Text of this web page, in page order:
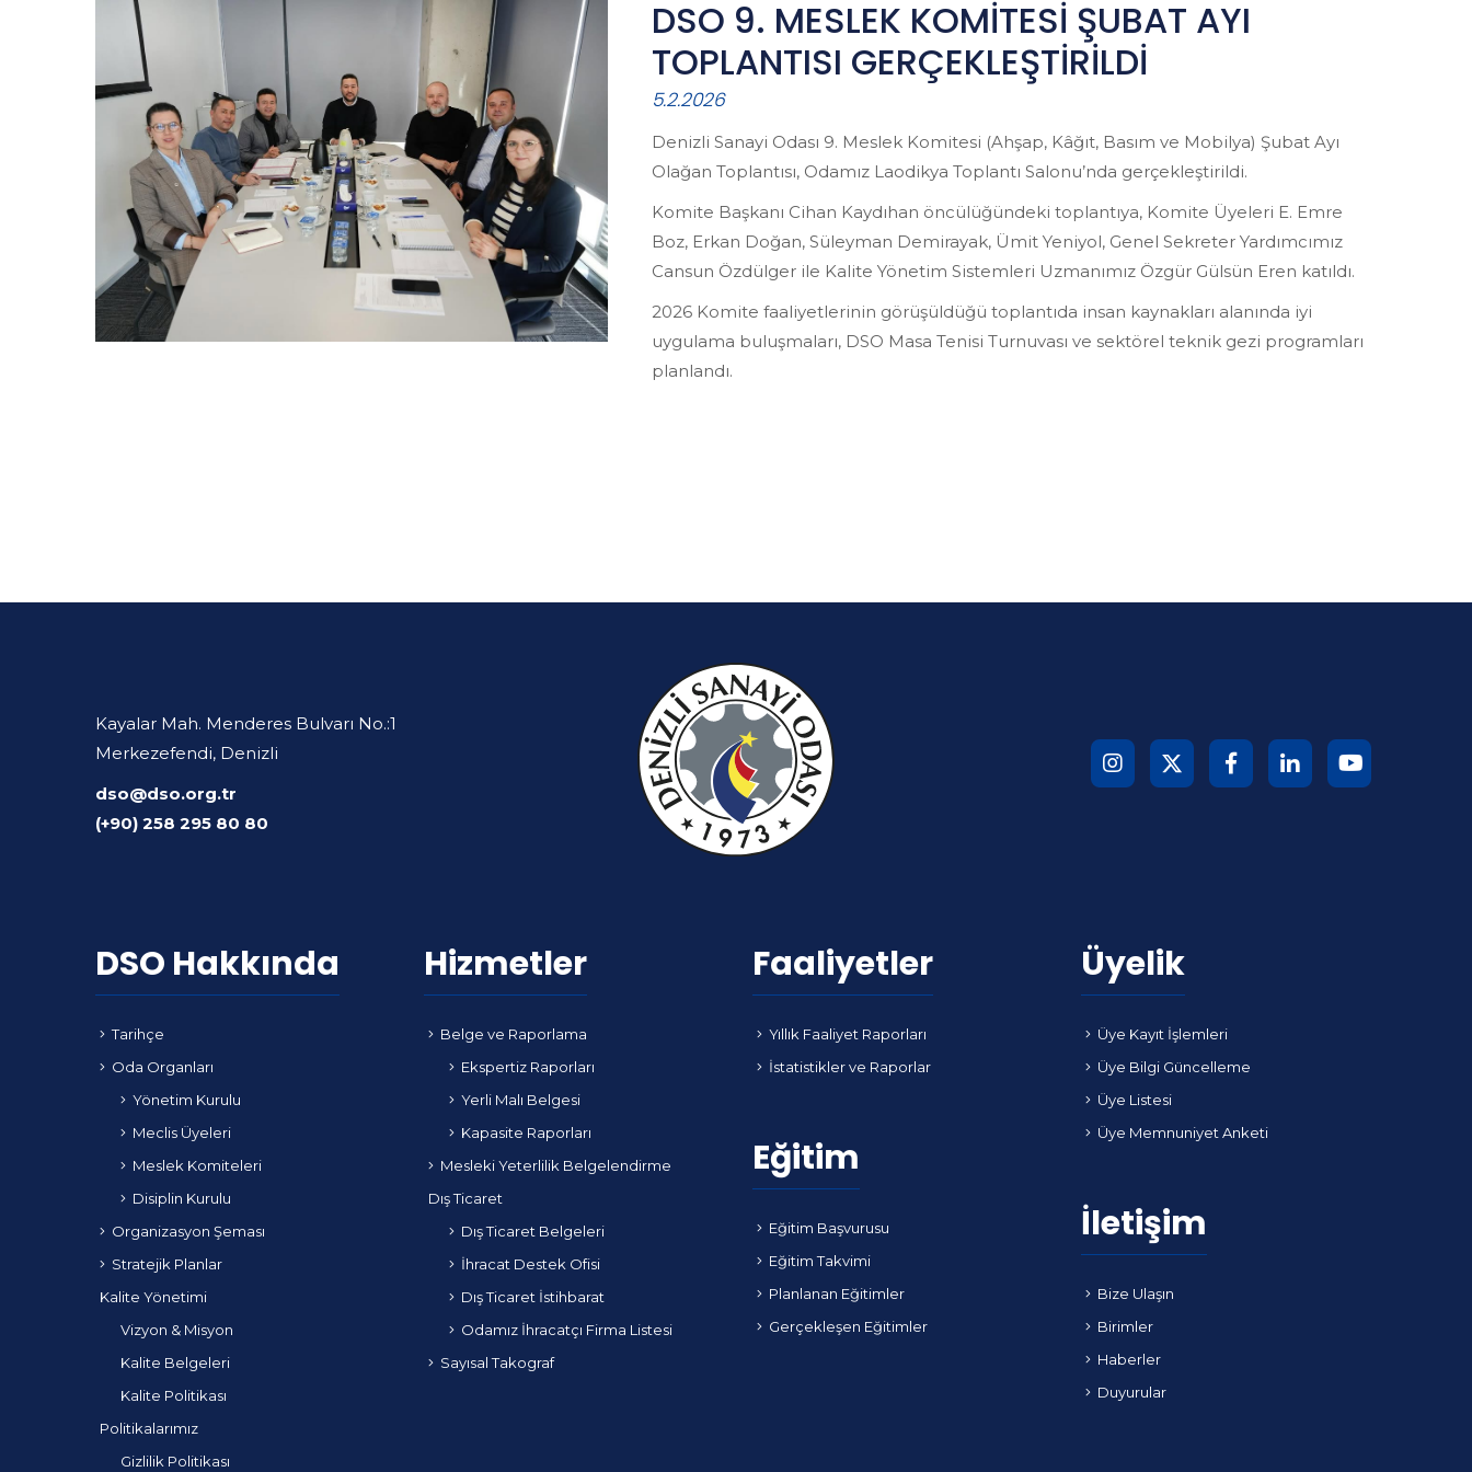
DSO 9. MESLEK KOMİTESİ ŞUBAT AYI
TOPLANTISI GERÇEKLEŞTİRİLDİ
5.2.2026
Denizli Sanayi Odası 9. Meslek Komitesi (Ahşap, Kâğıt, Basım ve Mobilya) Şubat Ayı
Olağan Toplantısı, Odamız Laodikya Toplantı Salonu’nda gerçekleştirildi.
Komite Başkanı Cihan Kaydıhan öncülüğündeki toplantıya, Komite Üyeleri E. Emre
Boz, Erkan Doğan, Süleyman Demirayak, Ümit Yeniyol, Genel Sekreter Yardımcımız
Cansun Özdülger ile Kalite Yönetim Sistemleri Uzmanımız Özgür Gülsün Eren katıldı.
2026 Komite faaliyetlerinin görüşüldüğü toplantıda insan kaynakları alanında iyi
uygulama buluşmaları, DSO Masa Tenisi Turnuvası ve sektörel teknik gezi programları
planlandı.
Kayalar Mah. Menderes Bulvarı No.:1
Merkezefendi, Denizli
dso@dso.org.tr
(+90) 258 295 80 80
DSO Hakkında
Tarihçe
Oda Organları
Yönetim Kurulu
Meclis Üyeleri
Meslek Komiteleri
Disiplin Kurulu
Organizasyon Şeması
Stratejik Planlar
Kalite Yönetimi
Vizyon & Misyon
Kalite Belgeleri
Kalite Politikası
Politikalarımız
Gizlilik Politikası
Hizmetler
Belge ve Raporlama
Ekspertiz Raporları
Yerli Malı Belgesi
Kapasite Raporları
Mesleki Yeterlilik Belgelendirme
Dış Ticaret
Dış Ticaret Belgeleri
İhracat Destek Ofisi
Dış Ticaret İstihbarat
Odamız İhracatçı Firma Listesi
Sayısal Takograf
Faaliyetler
Yıllık Faaliyet Raporları
İstatistikler ve Raporlar
Eğitim
Eğitim Başvurusu
Eğitim Takvimi
Planlanan Eğitimler
Gerçekleşen Eğitimler
Üyelik
Üye Kayıt İşlemleri
Üye Bilgi Güncelleme
Üye Listesi
Üye Memnuniyet Anketi
İletişim
Bize Ulaşın
Birimler
Haberler
Duyurular